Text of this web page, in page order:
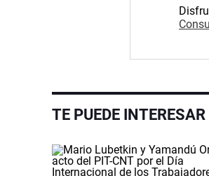
TE PUEDE INTERESAR